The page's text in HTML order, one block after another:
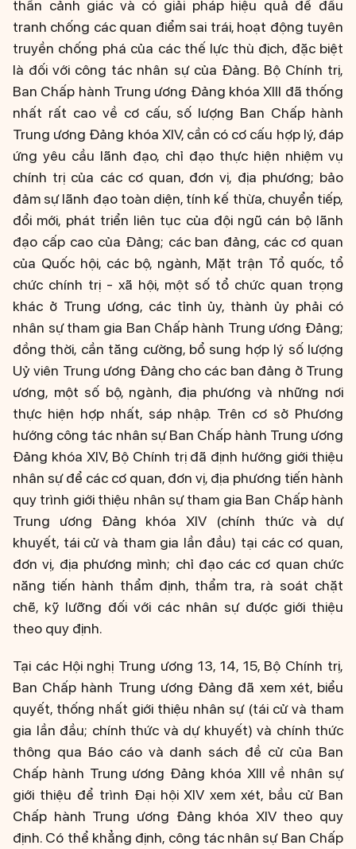
thần cảnh giác và có giải pháp hiệu quả để đấu
tranh chống các quan điểm sai trái, hoạt động tuyên
truyền chống phá của các thế lực thù địch, đặc biệt
là đối với công tác nhân sự của Đảng. Bộ Chính trị,
Ban Chấp hành Trung ương Đảng khóa XIII đã thống
nhất rất cao về cơ cấu, số lượng Ban Chấp hành
Trung ương Đảng khóa XIV, cần có cơ cấu hợp lý, đáp
ứng yêu cầu lãnh đạo, chỉ đạo thực hiện nhiệm vụ
chính trị của các cơ quan, đơn vị, địa phương; bảo
đảm sự lãnh đạo toàn diện, tính kế thừa, chuyển tiếp,
đổi mới, phát triển liên tục của đội ngũ cán bộ lãnh
đạo cấp cao của Đảng; các ban đảng, các cơ quan
của Quốc hội, các bộ, ngành, Mặt trận Tổ quốc, tổ
chức chính trị - xã hội, một số tổ chức quan trọng
khác ở Trung ương, các tỉnh ủy, thành ủy phải có
nhân sự tham gia Ban Chấp hành Trung ương Đảng;
đồng thời, cần tăng cường, bổ sung hợp lý số lượng
Uỷ viên Trung ương Đảng cho các ban đảng ở Trung
ương, một số bộ, ngành, địa phương và những nơi
thực hiện hợp nhất, sáp nhập. Trên cơ sở Phương
hướng công tác nhân sự Ban Chấp hành Trung ương
Đảng khóa XIV, Bộ Chính trị đã định hướng giới thiệu
nhân sự để các cơ quan, đơn vị, địa phương tiến hành
quy trình giới thiệu nhân sự tham gia Ban Chấp hành
Trung ương Đảng khóa XIV (chính thức và dự
khuyết, tái cử và tham gia lần đầu) tại các cơ quan,
đơn vị, địa phương mình; chỉ đạo các cơ quan chức
năng tiến hành thẩm định, thẩm tra, rà soát chặt
chẽ, kỹ lưỡng đối với các nhân sự được giới thiệu
theo quy định.
Tại các Hội nghị Trung ương 13, 14, 15, Bộ Chính trị,
Ban Chấp hành Trung ương Đảng đã xem xét, biểu
quyết, thống nhất giới thiệu nhân sự (tái cử và tham
gia lần đầu; chính thức và dự khuyết) và chính thức
thông qua Báo cáo và danh sách đề cử của Ban
Chấp hành Trung ương Đảng khóa XIII về nhân sự
giới thiệu để trình Đại hội XIV xem xét, bầu cử Ban
Chấp hành Trung ương Đảng khóa XIV theo quy
định. Có thể khẳng định, công tác nhân sự Ban Chấp